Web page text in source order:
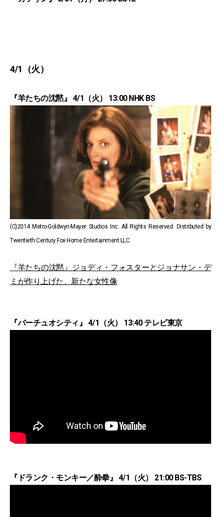
4/1（火）
『羊たちの沈黙』 4/1（火） 13:00 NHK BS
(C)2014 Metro-Goldwyn-Mayer Studios Inc. All Rights Reserved. Distributed by
Twentieth Century Fox Home Entertainment LLC.
『羊たちの沈黙』ジョディ・フォスターとジョナサン・デ
ミが作り上げた、新たな女性像
『バーチュオシティ』 4/1（火） 13:40 テレビ東京
『ドランク・モンキー／酔拳』 4/1（火） 21:00 BS-TBS